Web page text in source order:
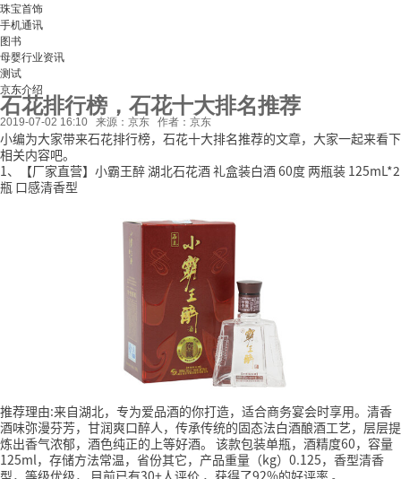
珠宝首饰
手机通讯
图书
母婴行业资讯
测试
京东介绍
石花排行榜，石花十大排名推荐
2019-07-02 16:10 来源：京东 作者：京东
小编为大家带来石花排行榜，石花十大排名推荐的文章，大家一起来看下
相关内容吧。
1、【厂家直营】小霸王醉 湖北石花酒 礼盒装白酒 60度 两瓶装 125mL*2
瓶 口感清香型
推荐理由:来自湖北，专为爱品酒的你打造，适合商务宴会时享用。清香
酒味弥漫芬芳，甘润爽口醉人，传承传统的固态法白酒酿酒工艺，层层提
炼出香气浓郁，酒色纯正的上等好酒。 该款包装单瓶，酒精度60，容量
125ml，存储方法常温，省份其它，产品重量（kg）0.125，香型清香
型，等级优级，
目前已有30+人评价 ，获得了92%的好评率 。